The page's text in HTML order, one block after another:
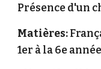
Présence d'un
Matières:
1er à la 6e année